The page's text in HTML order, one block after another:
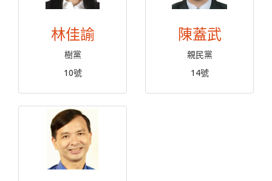
林佳諭
樹黨
10號
陳蓋武
親民黨
14號